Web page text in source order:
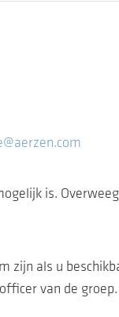
is.
zijn als u
van de groep.